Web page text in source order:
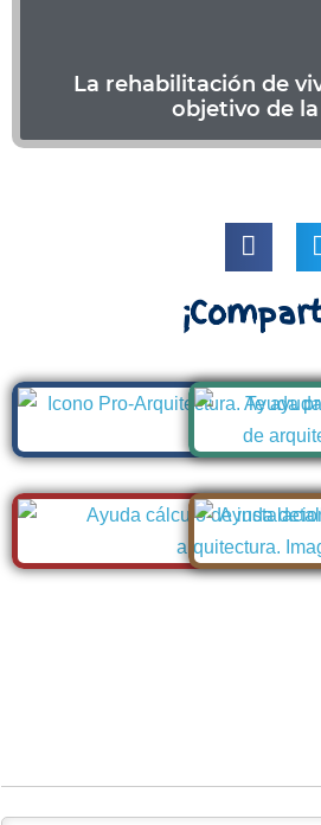
La rehabilitación de
objetivo de la